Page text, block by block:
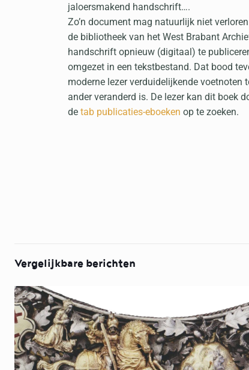
jaloersmakend handschrift….
Zo’n document mag natuurlijk niet
de bibliotheek van het West Brabant
handschrift opnieuw (digitaal) te
omgezet in een tekstbestand. Dat bood
moderne lezer verduidelijkende voetnoten
ander veranderd is. De lezer kan dit boek
de tab publicaties-eboeken op te zoeken.
Vergelijkbare berichten